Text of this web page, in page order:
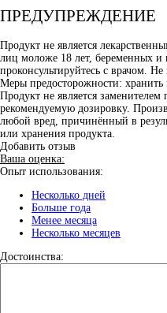
ПРЕДУПРЕЖДЕНИЕ
Продукт не является
лиц моложе 18 лет, беременных
проконсультируйтесь с врачом.
Меры предосторожности: хранить
Продукт не является
рекомендуемую дозировку.
любой вред, причинённый в
или хранения продукта.
Добавить отзыв
Ваша оценка:
Опыт использования:
Несколько дней
Больше года
Менее месяца
Несколько месяцев
Достоинства: